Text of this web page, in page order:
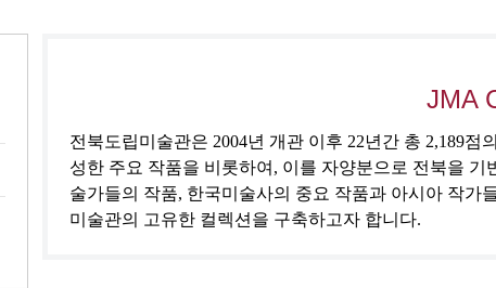
JMA
전북도립미술관은 2004년 개관 이후 22년간 총 2,189
성한 주요 작품을 비롯하여, 이를 자양분으로 전북을
술가들의 작품, 한국미술사의 중요 작품과 아시아 작가
미술관의 고유한 컬렉션을 구축하고자 합니다.